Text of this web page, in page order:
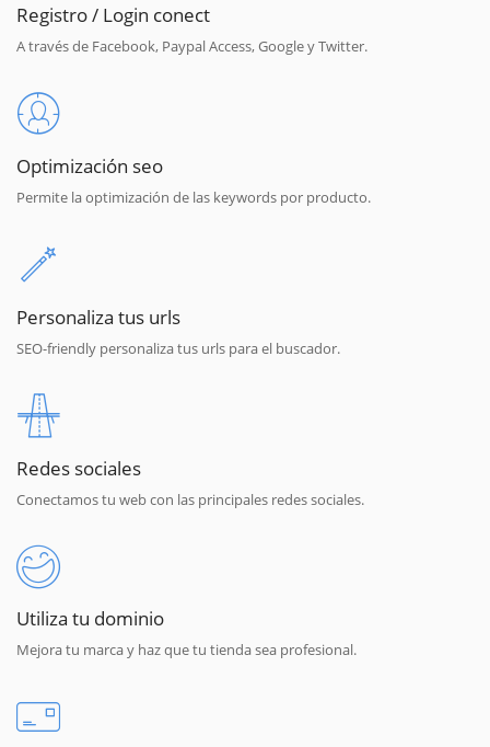
Registro / Login conect
A través de Facebook, Paypal Access, Google y Twitter.
Optimización seo
Permite la optimización de las keywords por producto.
Personaliza tus urls
SEO-friendly personaliza tus urls para el buscador.
Redes sociales
Conectamos tu web con las principales redes sociales.
Utiliza tu dominio
Mejora tu marca y haz que tu tienda sea profesional.